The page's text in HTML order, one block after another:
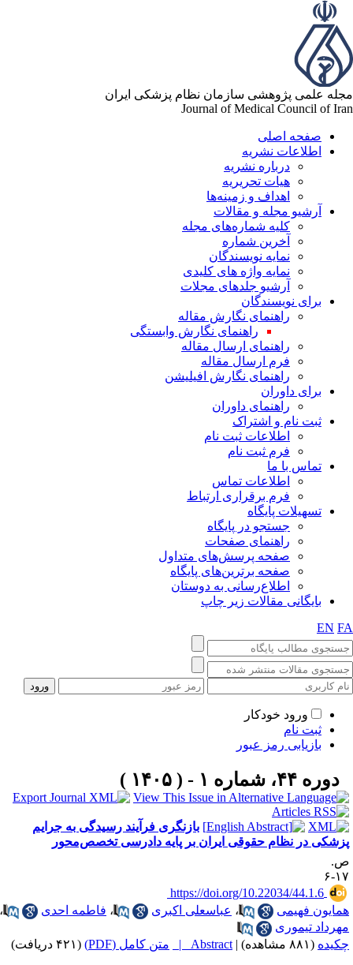
علمی پژوهشی سازمان نظام پزشکی ایران
Journal of Medical Council of
صفحه اصلی
اطلاعات نشریه
درباره نشریه
هیات تحریریه
اهداف و زمینه‌ها
آرشیو مجله و مقالات
کلیه شماره‌های مجله
آخرین شماره
نمایه نویسندگان
نمایه واژه های کلیدی
آرشیو جلدهای مجلات
برای نویسندگان
راهنمای نگارش مقاله
راهنمای نگارش وابستگی
راهنمای ارسال مقاله
فرم ارسال مقاله
راهنمای نگارش افیلیشن
برای داوران
راهنمای داوران
ثبت نام و اشتراک
اطلاعات ثبت نام
فرم ثبت نام
تماس با ما
اطلاعات تماس
فرم برقراری ارتباط
تسهیلات پایگاه
جستجو در پایگاه
راهنمای صفحات
صفحه پرسش‌های متداول
صفحه برترین‌های پایگاه
اطلاع‌رسانی به دوستان
بایگانی مقالات زیر چاپ
EN
ورود خودکار
ثبت نام
بازیابی رمز عبور
دوره ۴۴، شماره ۱ - ( ۱۴۰۵ )
بازنگری فرآیند رسیدگی به جرایم
در نظام حقوقی ایران بر پایه دادرسی تخصص‌محور
۶
‎ https://doi.org/10.22034/44.1.6
فهیمی
،عباسعلی اکبری ،فاطمه احدی
،
تیموری
(۸۸۱ مشاهده) |
Abstract | متن کامل (PDF) (۴۲۱ دریافت)